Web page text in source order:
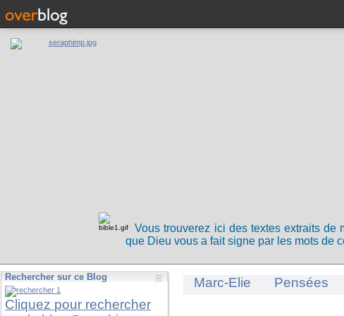
Vous trouverez ici des textes extraits de
que Dieu vous a fait signe par les mots de
Rechercher sur ce Blog
Cliquez pour rechercher
Marc-Elie Pensées